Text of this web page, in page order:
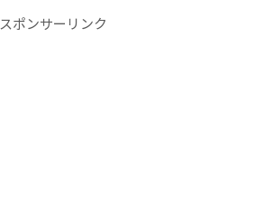
スポンサーリンク